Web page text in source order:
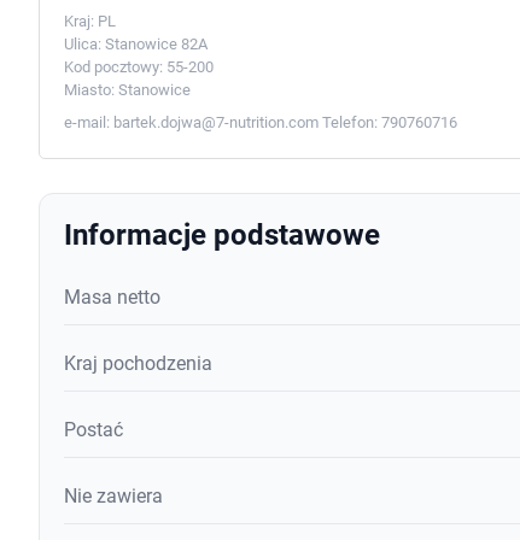
Kraj: PL
Ulica: Stanowice 82A
Kod pocztowy: 55-200
Miasto: Stanowice
e-mail: bartek.dojwa@7-nutrition.com Telefon: 790760716
Informacje podstawowe
Masa netto
Kraj pochodzenia
Postać
Nie zawiera